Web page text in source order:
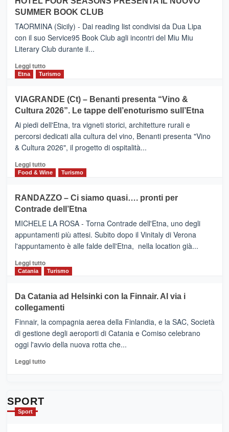
ETNEO
–
Meta
turistica
privilegiata
secondo
dati
di
Anche
la
Alcantara
nei
primi
nella
classifica
SUMMER BOOK CLUB
TAORMINA (Sicily) - Dai reading list condivisi da Dua Lipa
con il suo Service95 Book Club agli incontri del Miu Miu
Literary Club durante il...
Leggi tuttoLeggi
di
IL
SAN
DOMENICO
PALACE
TAORMINA,
UN
HOTEL
FOUR
IL
NUOVO
SUMMER
CLUB
Etna Turismo
VIAGRANDE (Ct) – Benanti presenta “Vino &
Cultura 2026”. Le tappe dell’enoturismo sull’Etna
Ai piedi dell'Etna, tra vigneti storici, architetture rurali e
percorsi dedicati alla cultura del vino, Benanti presenta "Vino
& Cultura 2026", il progetto di ospitalità...
Leggi tuttoLeggi
di
VIAGRANDE
(Ct)
–
Benanti
presenta
“Vino
&
Cultura
tappe
dell’enoturismo
Food & Wine Turismo
RANDAZZO – Ci siamo quasi…. pronti per
Contrade dell’Etna
MICHELE LA ROSA - Torna Contrade dell'Etna, uno degli
appuntamenti più attesi. Subito dopo il Vinitaly di Verona
l'appuntamento è alle falde dell'Etna, nella location già...
Leggi tuttoLeggi
di
RANDAZZO
–
Ci
siamo
quasi….
pronti
per
Catania Turismo
Da Catania ad Helsinki con la Finnair. Al via i
collegamenti
Finnair, la compagnia aerea della Finlandia, e la SAC, Società
di gestione degli aeroporti di Catania e Comiso celebrano
oggi l'avvio della nuova rotta che...
Leggi tuttoLeggi
SPORT
Sport